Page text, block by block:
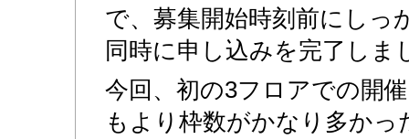
で、募集開始時刻前にしっ
同時に申し込みを完了しま
今回、初の3フロアでの開
もより枠数がかなり多かっ